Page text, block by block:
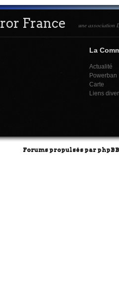
France une association
La
Actualité
Powerban
Carte
Liens
Forums propulsés par phpBB